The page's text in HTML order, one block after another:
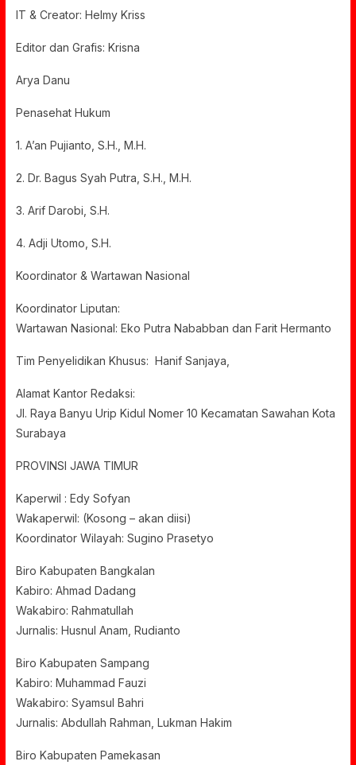
IT & Creator: Helmy Kriss
Editor dan Grafis: Krisna
Arya Danu
Penasehat Hukum
1. A’an Pujianto, S.H., M.H.
2. Dr. Bagus Syah Putra, S.H., M.H.
3. Arif Darobi, S.H.
4. Adji Utomo, S.H.
Koordinator & Wartawan Nasional
Koordinator Liputan:
Wartawan Nasional: Eko Putra Nababban dan Farit Hermanto
Tim Penyelidikan Khusus: Hanif Sanjaya,
Alamat Kantor Redaksi:
Jl. Raya Banyu Urip Kidul Nomer 10 Kecamatan Sawahan Kota
Surabaya
PROVINSI JAWA TIMUR
Kaperwil : Edy Sofyan
Wakaperwil: (Kosong – akan diisi)
Koordinator Wilayah: Sugino Prasetyo
Biro Kabupaten Bangkalan
Kabiro: Ahmad Dadang
Wakabiro: Rahmatullah
Jurnalis: Husnul Anam, Rudianto
Biro Kabupaten Sampang
Kabiro: Muhammad Fauzi
Wakabiro: Syamsul Bahri
Jurnalis: Abdullah Rahman, Lukman Hakim
Biro Kabupaten Pamekasan